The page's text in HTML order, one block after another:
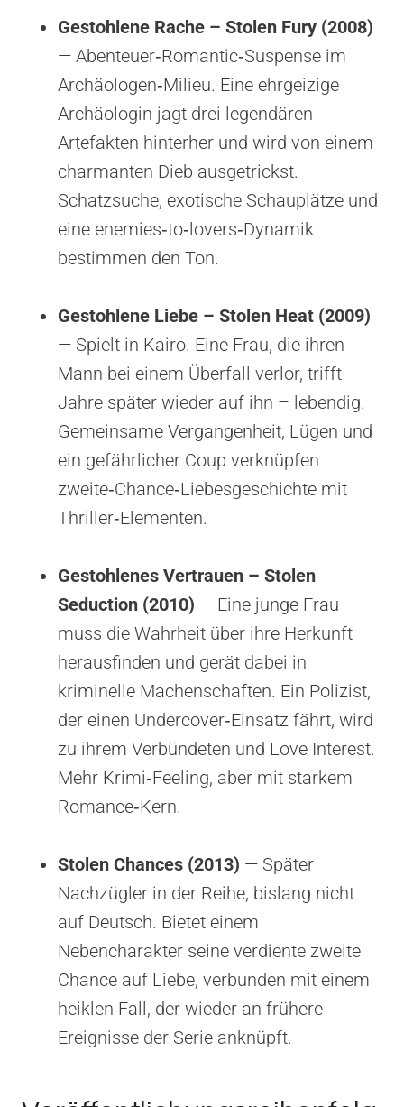
Gestohlene Rache – Stolen Fury (2008)
— Abenteuer‑Romantic‑Suspense im
Archäologen‑Milieu. Eine ehrgeizige
Archäologin jagt drei legendären
Artefakten hinterher und wird von einem
charmanten Dieb ausgetrickst.
Schatzsuche, exotische Schauplätze und
eine enemies‑to‑lovers‑Dynamik
bestimmen den Ton.
Gestohlene Liebe – Stolen Heat (2009)
— Spielt in Kairo. Eine Frau, die ihren
Mann bei einem Überfall verlor, trifft
Jahre später wieder auf ihn – lebendig.
Gemeinsame Vergangenheit, Lügen und
ein gefährlicher Coup verknüpfen
zweite‑Chance‑Liebesgeschichte mit
Thriller‑Elementen.
Gestohlenes Vertrauen – Stolen
Seduction (2010) — Eine junge Frau
muss die Wahrheit über ihre Herkunft
herausfinden und gerät dabei in
kriminelle Machenschaften. Ein Polizist,
der einen Undercover‑Einsatz fährt, wird
zu ihrem Verbündeten und Love Interest.
Mehr Krimi‑Feeling, aber mit starkem
Romance‑Kern.
Stolen Chances (2013) — Später
Nachzügler in der Reihe, bislang nicht
auf Deutsch. Bietet einem
Nebencharakter seine verdiente zweite
Chance auf Liebe, verbunden mit einem
heiklen Fall, der wieder an frühere
Ereignisse der Serie anknüpft.